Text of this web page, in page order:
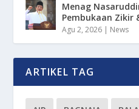
Menag
Pembukaan Zikir
Agu 2, 2026 | News
ARTIKEL TAG